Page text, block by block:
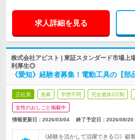
求人詳細を見る
株式会社アビスト | 東証スタンダード市場上
利厚生◎
《愛知》経験者募集！電動工具の【
正社員 急募 学歴不問 完全週休2日制
女性のおしごと掲載中
情報更新日：2026/03/04 終了予定日： 2026/08/20
《経験を活かして活躍できる◎》顧